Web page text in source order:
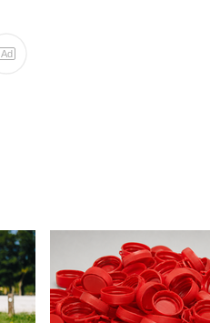
Ad